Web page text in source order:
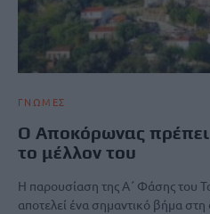
ΓΝΩΜΕΣ
Ο Αποκόρωνας πρέπει
το μέλλον του
Η παρουσίαση της Α΄ Φάσης του
αποτελεί ένα σημαντικό βήμα